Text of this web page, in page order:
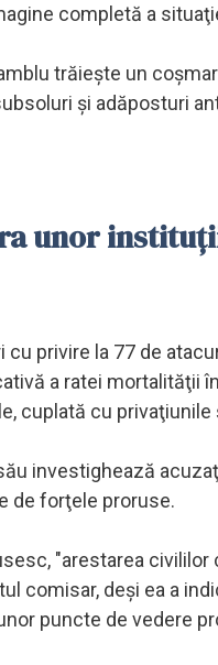
completă a
trăieşte un
şi adăposturi
unor
privire la 77 de
a ratei mortalităţii
cuplată cu
investighează
de forţele proruse.
"arestarea
comisar, deşi ea a
puncte de vedere